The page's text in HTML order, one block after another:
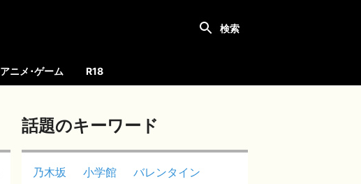
アニメ･ゲーム R18
話題のキーワード
乃木坂 小学館
バレンタイン